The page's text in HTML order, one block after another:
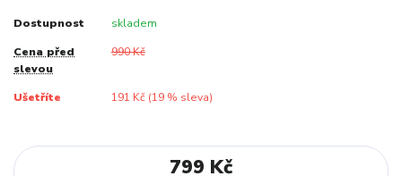
Dostupnost skladem
Cena před
slevou
990 Kč
Ušetříte 191 Kč (19% sleva)
799 Kč